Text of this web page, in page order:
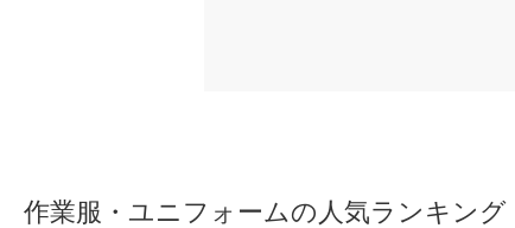
作業服・ユニフォームの人気ランキング